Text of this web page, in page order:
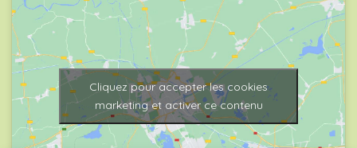
Cliquez pour accepter les cookies
marketing et activer ce contenu